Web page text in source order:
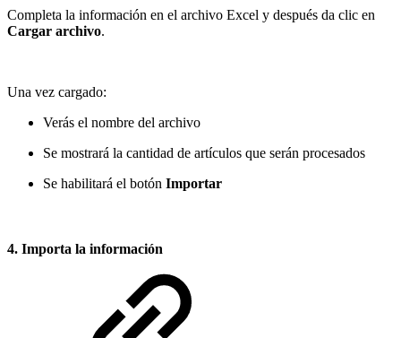
Completa la información en el archivo Excel y después da clic en
Cargar archivo.
Una vez cargado:
Verás el nombre del archivo
Se mostrará la cantidad de artículos que serán procesados
Se habilitará el botón Importar
4. Importa la información